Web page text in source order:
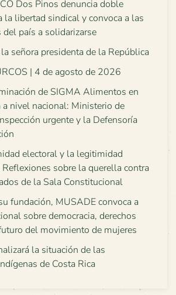
Dos Pinos denuncia doble
la libertad sindical y convoca a las
del país a solidarizarse
señora presidenta de la República
| 4 de agosto de 2026
de SIGMA Alimentos en
a nivel nacional: Ministerio de
urgente y la Defensoría
electoral y la legitimidad
sobre la querella contra
de la Sala Constitucional
fundación, MUSADE convoca a
sobre democracia, derechos
del movimiento de mujeres
la situación de las
de Costa Rica